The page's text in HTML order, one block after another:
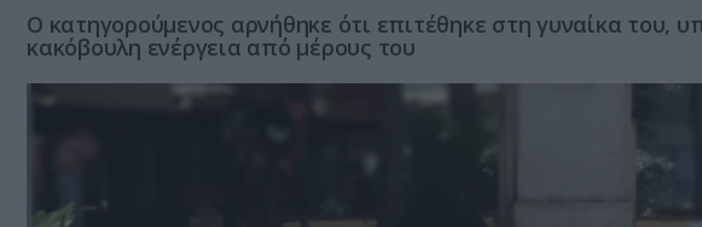
Ο κατηγορούμενος αρνήθηκε ότι επιτέθηκε στη γυναίκα του,
κακόβουλη ενέργεια από μέρους του